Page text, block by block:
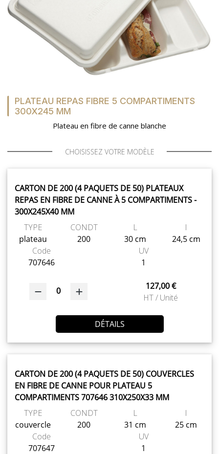
MES LISTES
MA COMMANDE
PORTAIL
PLATEAU REPAS FIBRE 5 COMPARTIMENTS
300X245 MM
Plateau en fibre de canne blanche
CHOISISSEZ VOTRE MODÈLE
CARTON DE 200 (4 PAQUETS DE 50) PLATEAUX
REPAS EN FIBRE DE CANNE À 5 COMPARTIMENTS -
300X245X40 MM
TYPE
plateau
CONDT
200
L
30 cm
l
24,5 cm
Code
707646
UV
1
0
127,00 €
HT / Unité
DÉTAILS
CARTON DE 200 (4 PAQUETS DE 50) COUVERCLES
EN FIBRE DE CANNE POUR PLATEAU 5
COMPARTIMENTS 707646 310X250X33 MM
TYPE
couvercle
CONDT
200
L
31 cm
l
25 cm
Code
707647
UV
1